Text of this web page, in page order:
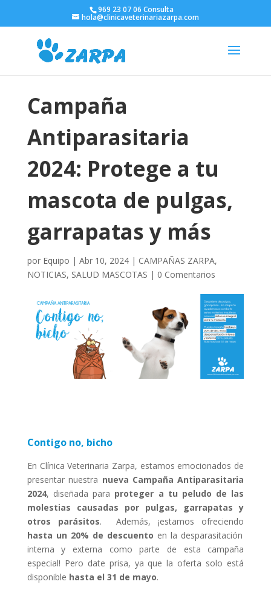
969 23 07 06 Consulta
hola@clinicaveterinariazarpa.com
Campaña
Antiparasitaria
2024: Protege a tu
mascota de pulgas,
garrapatas y más
por Equipo | Abr 10, 2024| CAMPAÑAS ZARPA,
NOTICIAS, SALUD MASCOTAS | 0 Comentarios
Contigo no, bicho
En Clínica Veterinaria Zarpa, estamos emocionados de
presentar nuestra nueva Campaña Antiparasitaria
2024, diseñada para proteger a tu peludo de las
molestias causadas por pulgas, garrapatas y
otros parásitos. Además, ¡estamos ofreciendo
hasta un 20% de descuento en la desparasitación
interna y externa como parte de esta campaña
especial! Pero date prisa, ya que la oferta solo está
disponible hasta el 31 de mayo.